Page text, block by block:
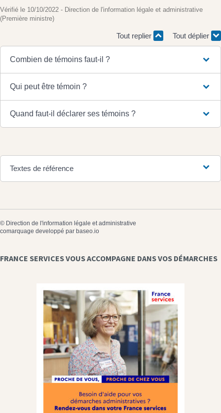
Vérifié le 10/10/2022 - Direction de l'information légale et administrative
(Première ministre)
Tout replier Tout déplier
Combien de témoins faut-il ?
Qui peut être témoin ?
Quand faut-il déclarer ses témoins ?
Textes de référence
© Direction de l'information légale et administrative
comarquage developpé par baseo.io
FRANCE SERVICES VOUS ACCOMPAGNE DANS VOS DÉMARCHES